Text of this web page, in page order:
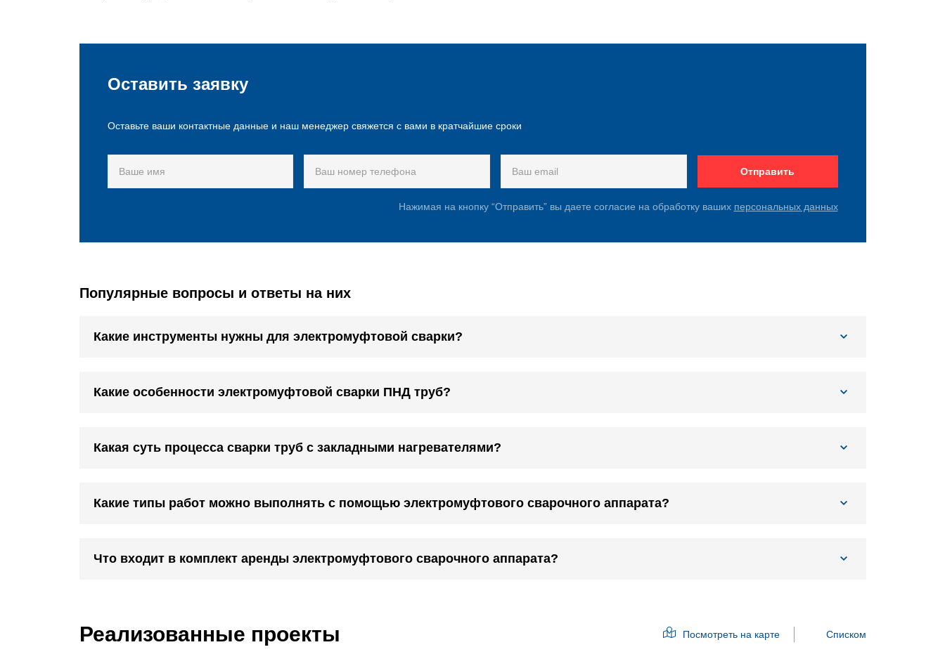
Оставить заявку
Оставьте ваши контактные данные и наш менеджер свяжется с вами в кратчайшие сроки
Отправить
Нажимая на кнопку “Отправить” вы даете согласие на обработку ваших персональных данных
Популярные вопросы и ответы на них
Какие инструменты нужны для электромуфтовой сварки?
Какие особенности электромуфтовой сварки ПНД труб?
Какая суть процесса сварки труб с закладными нагревателями?
Какие типы работ можно выполнять с помощью электромуфтового сварочного аппарата?
Что входит в комплект аренды электромуфтового сварочного аппарата?
Реализованные проекты Посмотреть на карте Списком